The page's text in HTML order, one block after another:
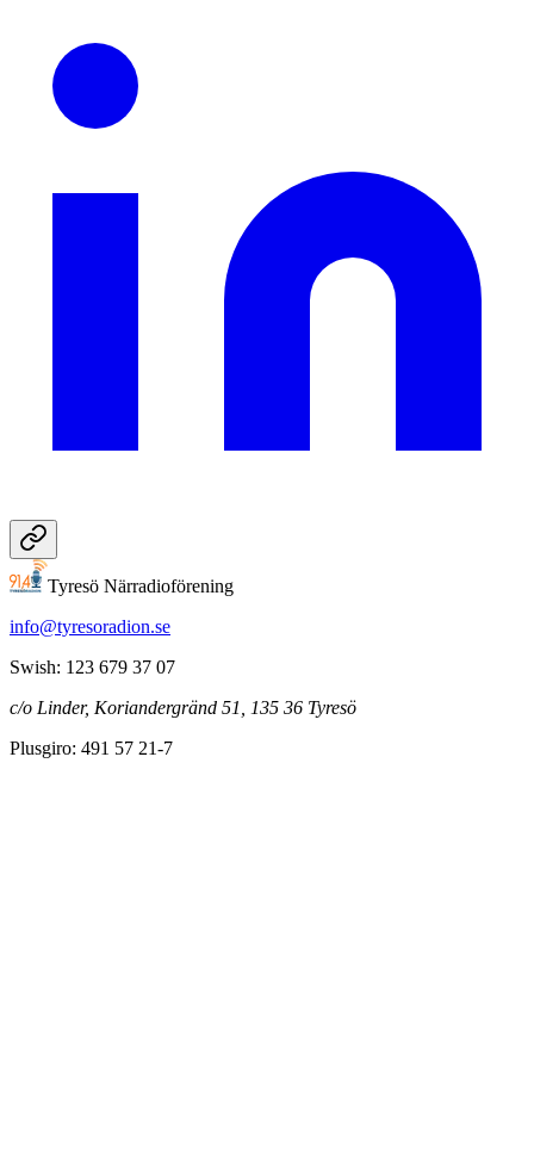
Tyresö Närradioförening
info@tyresoradion.se
Swish: 123 679 37 07
c/o Linder, Koriandergränd 51, 135 36 Tyresö
Plusgiro: 491 57 21-7